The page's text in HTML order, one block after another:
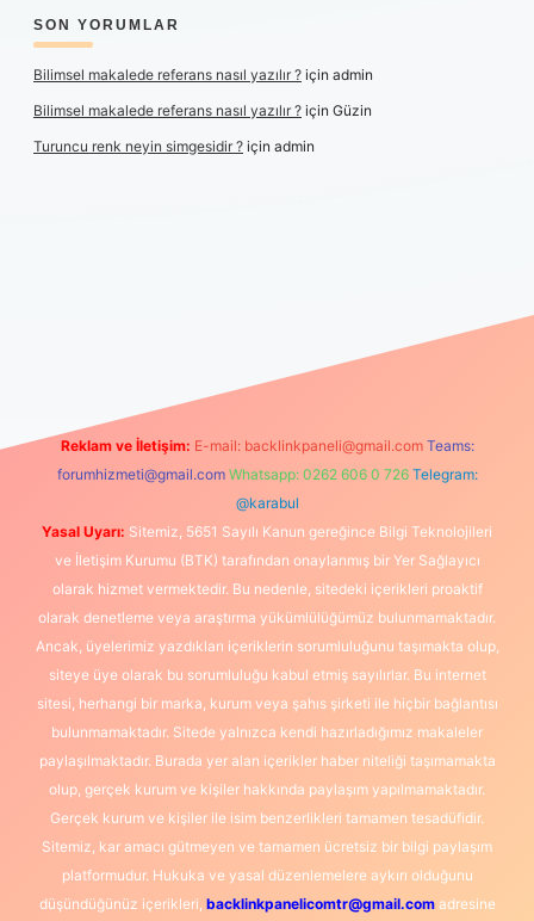
SON YORUMLAR
Bilimsel makalede referans nasıl yazılır ? için admin
Bilimsel makalede referans nasıl yazılır ? için Güzin
Turuncu renk neyin simgesidir ? için admin
Reklam ve İletişim: E-mail: backlinkpaneli@gmail.com Teams:
forumhizmeti@gmail.com Whatsapp: 0262 606 0 726 Telegram:
@karabul
Yasal Uyarı: Sitemiz, 5651 Sayılı Kanun gereğince Bilgi Teknolojileri
ve İletişim Kurumu (BTK) tarafından onaylanmış bir Yer Sağlayıcı
olarak hizmet vermektedir. Bu nedenle, sitedeki içerikleri proaktif
olarak denetleme veya araştırma yükümlülüğümüz bulunmamaktadır.
Ancak, üyelerimiz yazdıkları içeriklerin sorumluluğunu taşımakta olup,
siteye üye olarak bu sorumluluğu kabul etmiş sayılırlar. Bu internet
sitesi, herhangi bir marka, kurum veya şahıs şirketi ile hiçbir bağlantısı
bulunmamaktadır. Sitede yalnızca kendi hazırladığımız makaleler
paylaşılmaktadır. Burada yer alan içerikler haber niteliği taşımamakta
olup, gerçek kurum ve kişiler hakkında paylaşım yapılmamaktadır.
Gerçek kurum ve kişiler ile isim benzerlikleri tamamen tesadüfidir.
Sitemiz, kar amacı gütmeyen ve tamamen ücretsiz bir bilgi paylaşım
platformudur. Hukuka ve yasal düzenlemelere aykırı olduğunu
düşündüğünüz içerikleri, backlinkpanelicomtr@gmail.comadresine